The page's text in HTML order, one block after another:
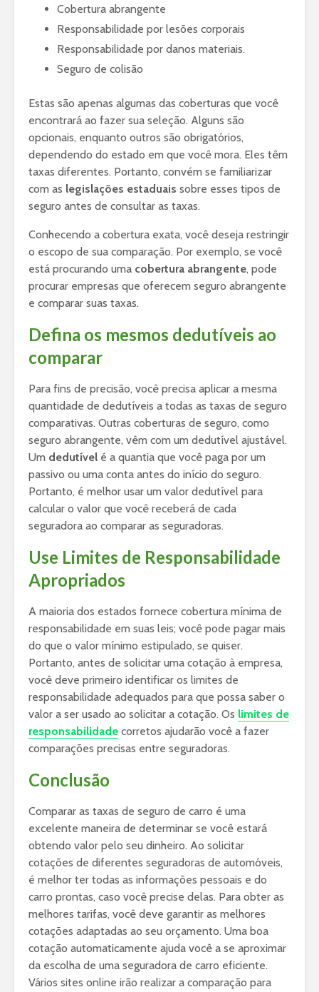
Cobertura abrangente
Responsabilidade por lesões corporais
Responsabilidade por danos materiais.
Seguro de colisão
Estas são apenas algumas das coberturas que você
encontrará ao fazer sua seleção. Alguns são
opcionais, enquanto outros são obrigatórios,
dependendo do estado em que você mora. Eles têm
taxas diferentes. Portanto, convém se familiarizar
com as legislações estaduais sobre esses tipos de
seguro antes de consultar as taxas.
Conhecendo a cobertura exata, você deseja restringir
o escopo de sua comparação. Por exemplo, se você
está procurando uma cobertura abrangente, pode
procurar empresas que oferecem seguro abrangente
e comparar suas taxas.
Defina os mesmos dedutíveis ao
comparar
Para fins de precisão, você precisa aplicar a mesma
quantidade de dedutíveis a todas as taxas de seguro
comparativas. Outras coberturas de seguro, como
seguro abrangente, vêm com um dedutível ajustável.
Um dedutível é a quantia que você paga por um
passivo ou uma conta antes do início do seguro.
Portanto, é melhor usar um valor dedutível para
calcular o valor que você receberá de cada
seguradora ao comparar as seguradoras.
Use Limites de Responsabilidade
Apropriados
A maioria dos estados fornece cobertura mínima de
responsabilidade em suas leis; você pode pagar mais
do que o valor mínimo estipulado, se quiser.
Portanto, antes de solicitar uma cotação à empresa,
você deve primeiro identificar os limites de
responsabilidade adequados para que possa saber o
valor a ser usado ao solicitar a cotação. Os limites de
responsabilidade corretos ajudarão você a fazer
comparações precisas entre seguradoras.
Conclusão
Comparar as taxas de seguro de carro é uma
excelente maneira de determinar se você estará
obtendo valor pelo seu dinheiro. Ao solicitar
cotações de diferentes seguradoras de automóveis,
é melhor ter todas as informações pessoais e do
carro prontas, caso você precise delas. Para obter as
melhores tarifas, você deve garantir as melhores
cotações adaptadas ao seu orçamento. Uma boa
cotação automaticamente ajuda você a se aproximar
da escolha de uma seguradora de carro eficiente.
Vários sites online irão realizar a comparação para